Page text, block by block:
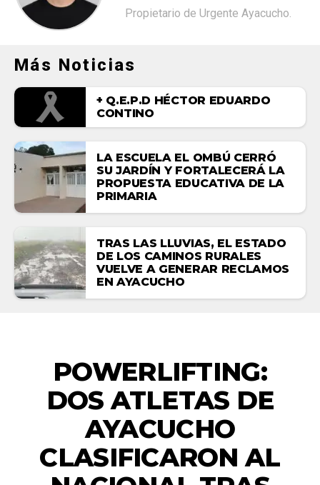
Propietario de Urgente Ayacucho.
Más Noticias
+ Q.E.P.D HÉCTOR EDUARDO
CONTINO
LA ESCUELA EL OMBÚ CERRÓ
SU JARDÍN Y FORTALECERÁ LA
PROPUESTA EDUCATIVA DE LA
PRIMARIA
TRAS LAS LLUVIAS, EL ESTADO
DE LOS CAMINOS RURALES
VUELVE A GENERAR RECLAMOS
EN AYACUCHO
POWERLIFTING:
DOS ATLETAS DE
AYACUCHO
CLASIFICARON AL